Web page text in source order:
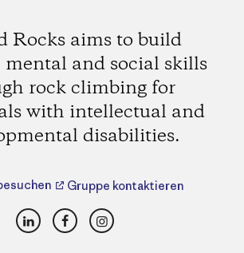
Rocks aims to build
and social skills
rock climbing for
with intellectual and
disabilities.
Gruppe kontaktieren
LinkedInFacebookInstagram